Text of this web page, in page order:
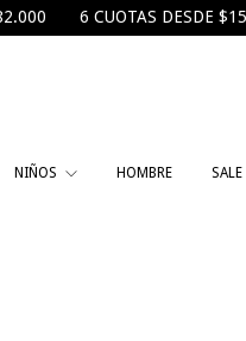
6 CUOTAS DESDE $150K -
NIÑOS HOMBRE